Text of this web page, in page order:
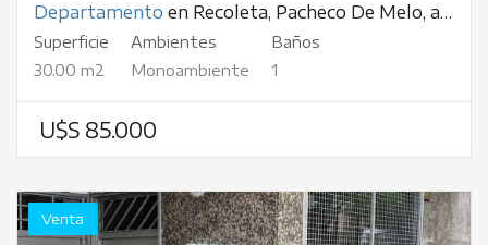
Departamento en Recoleta, Pacheco De Melo, al 2600
Superficie
30.00 m2
Ambientes
Monoambiente
Baños
1
U$S 85.000
Venta